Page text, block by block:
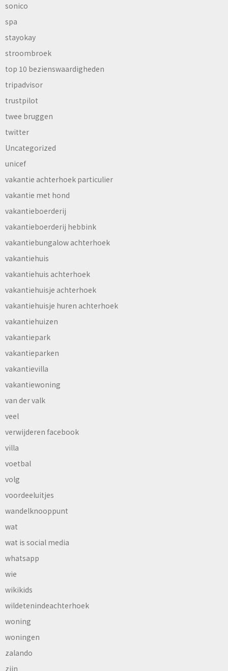
sonico
spa
stayokay
stroombroek
top 10 bezienswaardigheden
tripadvisor
trustpilot
twee bruggen
twitter
Uncategorized
unicef
vakantie achterhoek particulier
vakantie met hond
vakantieboerderij
vakantieboerderij hebbink
vakantiebungalow achterhoek
vakantiehuis
vakantiehuis achterhoek
vakantiehuisje achterhoek
vakantiehuisje huren achterhoek
vakantiehuizen
vakantiepark
vakantieparken
vakantievilla
vakantiewoning
van der valk
veel
verwijderen facebook
villa
voetbal
volg
voordeeluitjes
wandelknooppunt
wat
wat is social media
whatsapp
wie
wikikids
wildetenindeachterhoek
woning
woningen
zalando
zijn